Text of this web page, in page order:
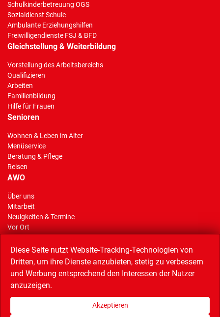
Schulkinderbetreuung OGS
Sozialdienst Schule
Ambulante Erziehungshilfen
Freiwilligendienste FSJ & BFD
Gleichstellung & Weiterbildung
Vorstellung des Arbeitsbereichs
Qualifizieren
Arbeiten
Familienbildung
Hilfe für Frauen
Senioren
Wohnen & Leben im Alter
Menüservice
Beratung & Pflege
Reisen
AWO
Über uns
Mitarbeit
Neuigkeiten & Termine
Vor Ort
Reisen
Linkempfehlungen
AWO Service GmbH (Catering),
AWO Bezirk Westliches Westfalen,
AWO Bundesverband,
Musiktheater im Revier,
Diese Seite nutzt Website-Tracking-Technologien von
Dritten, um ihre Dienste anzubieten, stetig zu verbessern
und Werbung entsprechend den Interessen der Nutzer
anzuzeigen.
Akzeptieren